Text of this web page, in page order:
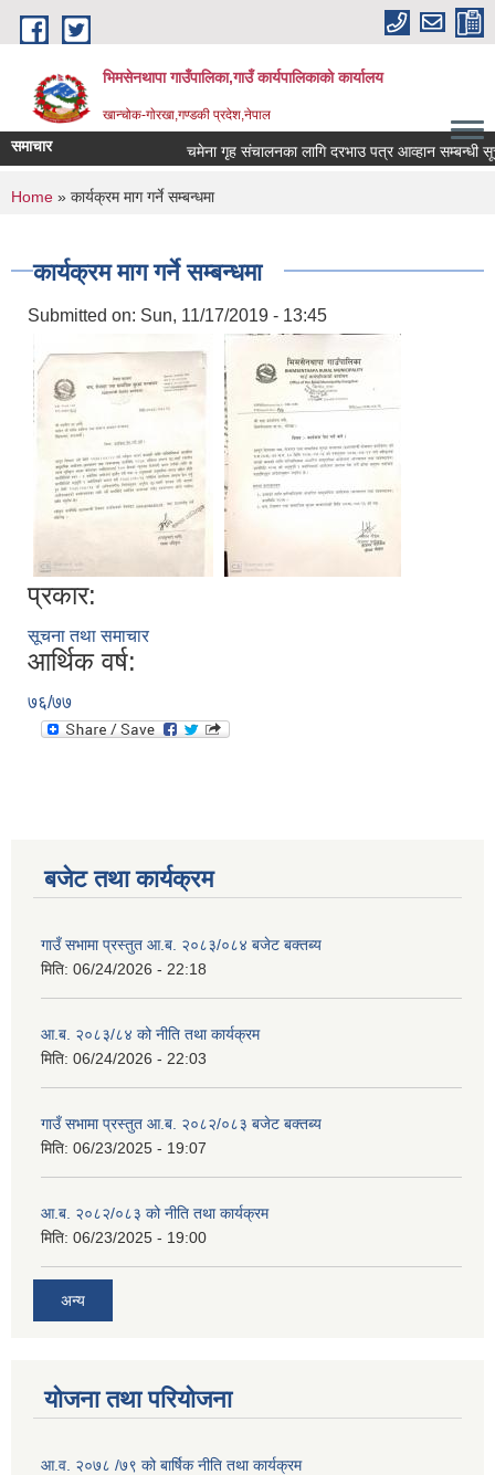
Skip to main content
भिमसेनथापा गाउँपालिका,गाउँ कार्यपालिकाकाे कार्यालय
खान्चोक-गाेरखा,गण्डकी प्रदेश,नेपाल
समाचार चमेना गृह संचालनका लागि दरभाउ पत्र आव्हान सम्बन्धी
You are here
Home » कार्यक्रम माग गर्ने सम्बन्धमा
कार्यक्रम माग गर्ने सम्बन्धमा
Submitted on: Sun, 11/17/2019 - 13:45
प्रकार:
सूचना तथा समाचार
आर्थिक वर्ष:
७६/७७
बजेट तथा कार्यक्रम
गाउँ सभामा प्रस्तुत आ.ब. २०८३/०८४ बजेट बक्तब्य
मिति: 06/24/2026 - 22:18
आ.ब. २०८३/८४ को नीति तथा कार्यक्रम
मिति: 06/24/2026 - 22:03
गाउँ सभामा प्रस्तुत आ.ब. २०८२/०८३ बजेट बक्तब्य
मिति: 06/23/2025 - 19:07
आ.ब. २०८२/०८३ को नीति तथा कार्यक्रम
मिति: 06/23/2025 - 19:00
अन्य
योजना तथा परियोजना
आ.व. २०७८ /७९ को बार्षिक नीति तथा कार्यक्रम